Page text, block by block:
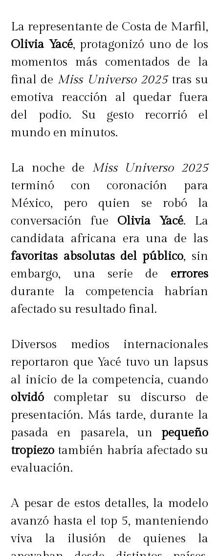
La representante de Costa de Marfil,
Olivia Yacé, protagonizó uno de los
momentos más comentados de la
final de Miss Universo 2025tras su
emotiva reacción al quedar fuera
del podio. Su gesto recorrió el
mundo en minutos.
La noche de Miss Universo 2025
terminó con coronación para
México, pero quien se robó la
conversación fue Olivia Yacé. La
candidata africana era una de las
favoritas absolutas del público, sin
embargo, una serie de errores
durante la competencia habrían
afectado su resultado final.
Diversos medios internacionales
reportaron que Yacé tuvo un lapsus
al inicio de la competencia, cuando
olvidó completar su discurso de
presentación. Más tarde, durante la
pasada en pasarela, un pequeño
tropiezo también habría afectado su
evaluación.
A pesar de estos detalles, la modelo
avanzó hasta el top 5, manteniendo
viva la ilusión de quienes la